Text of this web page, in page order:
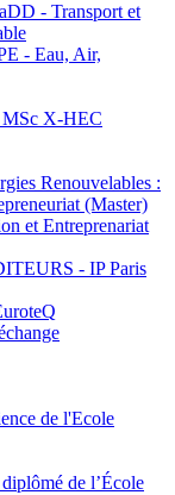
- Transport et
- Eau, Air,
MSc X-HEC
Renouvelables :
(Master)
et Entreprenariat
- IP Paris
de l'Ecole
de l’École